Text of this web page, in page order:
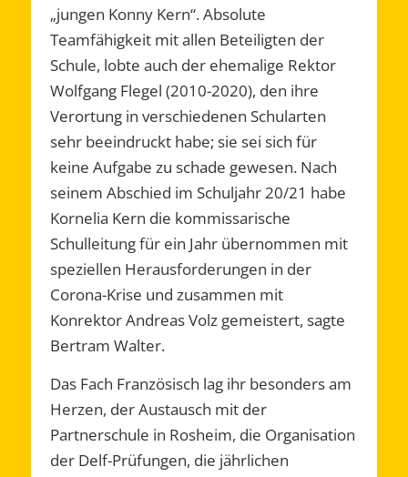
„jungen Konny Kern“. Absolute
Teamfähigkeit mit allen Beteiligten der
Schule, lobte auch der ehemalige Rektor
Wolfgang Flegel (2010-2020), den ihre
Verortung in verschiedenen Schularten
sehr beeindruckt habe; sie sei sich für
keine Aufgabe zu schade gewesen. Nach
seinem Abschied im Schuljahr 20/21 habe
Kornelia Kern die kommissarische
Schulleitung für ein Jahr übernommen mit
speziellen Herausforderungen in der
Corona-Krise und zusammen mit
Konrektor Andreas Volz gemeistert, sagte
Bertram Walter.
Das Fach Französisch lag ihr besonders am
Herzen, der Austausch mit der
Partnerschule in Rosheim, die Organisation
der Delf-Prüfungen, die jährlichen